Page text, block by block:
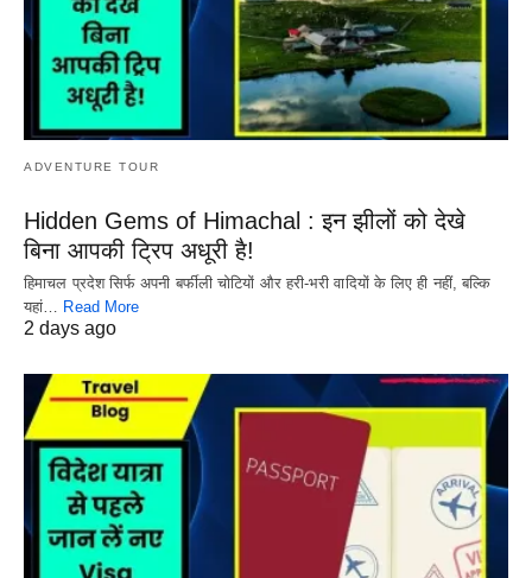
ADVENTURE TOUR
Hidden Gems of Himachal : इन झीलों को देखे
बिना आपकी ट्रिप अधूरी है!
हिमाचल प्रदेश सिर्फ अपनी बर्फीली चोटियों और हरी-भरी वादियों के लिए ही नहीं, बल्कि
यहां… Read More
2 days ago